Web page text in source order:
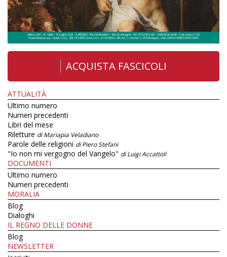
ACQUISTA FASCICOLI
ATTUALITÀ
Ultimo numero
Numeri precedenti
Libri del mese
Riletture di Mariapia Veladiano
Parole delle religioni di Piero Stefani
"Io non mi vergogno del Vangelo" di Luigi Accattoli
DOCUMENTI
Ultimo numero
Numeri precedenti
MORALIA
Blog
Dialoghi
IL REGNO DELLE DONNE
Blog
NEWSLETTER